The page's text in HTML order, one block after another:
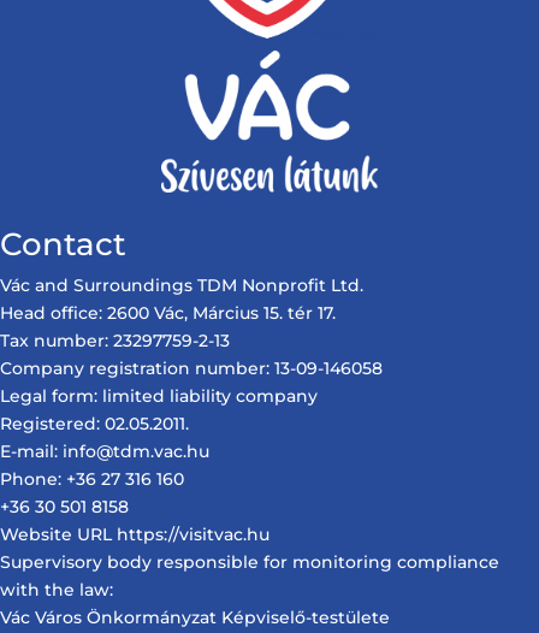
Contact
Vác and Surroundings TDM Nonprofit Ltd.
Head office: 2600 Vác, Március 15. tér 17.
Tax number: 23297759-2-13
Company registration number: 13-09-146058
Legal form: limited liability company
Registered: 02.05.2011.
E-mail: info@tdm.vac.hu
Phone: +36 27 316 160
+36 30 501 8158
Website URL https://visitvac.hu
Supervisory body responsible for monitoring compliance
with the law:
Vác Város Önkormányzat Képviselő-testülete